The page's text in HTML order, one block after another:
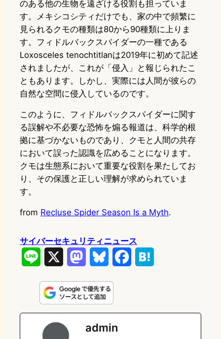
のある他の生物を遠ざける役割も担っていま
す。メキシコシティだけでも、家の中で頻繁に
見られるクモの種類は80から90種類に上りま
す。フィドルバックスパイダーの一種である
Loxosceles tenochtitlanは2019年に初めて記述
されましたが、これが「侵入」と報じられたこ
ともあります。しかし、実際には人間が彼らの
自然な空間に侵入しているのです。
このように、フィドルバックスパイダーに関す
る誤解や不必要な恐怖を煽る報道は、科学的根
拠に基づかないものであり、クモと人間の共存
において誤った認識を広めることになります。
クモは生態系において重要な役割を果たしてお
り、その保護と正しい理解が求められていま
す。
from Recluse Spider Season Is a Myth.
サイバーセキュリティニュース
n
e
s
t
o
u
e
s
e
e
admin